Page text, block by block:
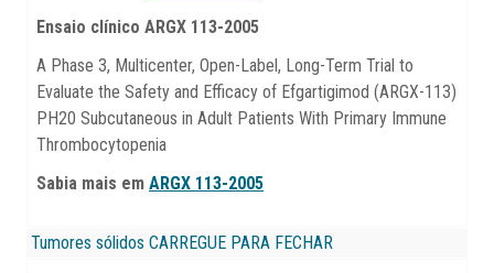
Ensaio clínico ARGX 113-2005
A Phase 3, Multicenter, Open-Label, Long-Term Trial to
Evaluate the Safety and Efficacy of Efgartigimod (ARGX-113)
PH20 Subcutaneous in Adult Patients With Primary Immune
Thrombocytopenia
Sabia mais emARGX 113-2005
Tumores sólidos CARREGUE PARA FECHAR